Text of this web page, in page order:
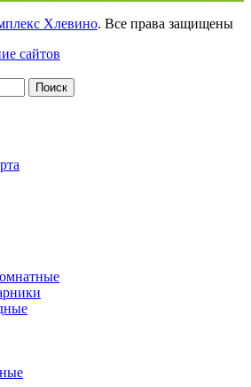
Хлевино. Все права защищены
сайтов
Поиск